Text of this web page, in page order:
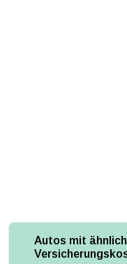
Autos mit